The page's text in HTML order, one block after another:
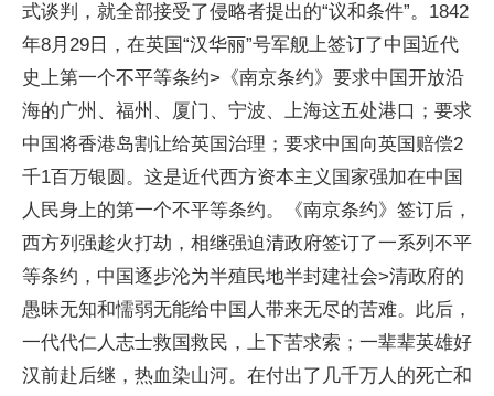
式谈判，就全部接受了侵略者提出的“议和条件”。1842
年8月29日，在英国“汉华丽”号军舰上签订了中国近代
史上第一个不平等条约>《南京条约》要求中国开放沿
海的广州、福州、厦门、宁波、上海这五处港口；要求
中国将香港岛割让给英国治理；要求中国向英国赔偿2
千1百万银圆。这是近代西方资本主义国家强加在中国
人民身上的第一个不平等条约。《南京条约》签订后，
西方列强趁火打劫，相继强迫清政府签订了一系列不平
等条约，中国逐步沦为半殖民地半封建社会>清政府的
愚昧无知和懦弱无能给中国人带来无尽的苦难。此后，
一代代仁人志士救国救民，上下苦求索；一辈辈英雄好
汉前赴后继，热血染山河。在付出了几千万人的死亡和